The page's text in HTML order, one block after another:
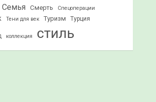
Семья Смерть Спецоперации
Тени для век Туризм Турция
коллекция стиль